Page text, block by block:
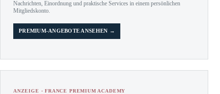
Nachrichten, Einordnung und praktische Services in einem persönlichen
Mitgliedskonto.
PREMIUM-ANGEBOTE ANSEHEN →
ANZEIGE · FRANCE PREMIUM ACADEMY